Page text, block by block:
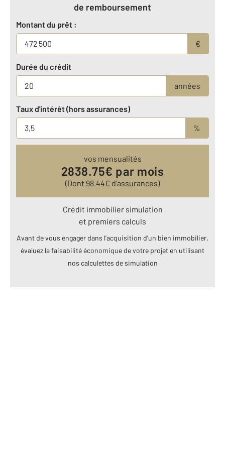
de remboursement
Montant du prêt :
€
Durée du crédit
années
Taux d'intérêt (hors assurances)
%
vos mensualités
2838.75€ par mois
(Dont 98.44€ d’assurances)
Crédit immobilier simulation
et premiers calculs
Avant de vous engager dans l’acquisition d’un bien immobilier,
évaluez la faisabilité économique de votre projet en utilisant
nos calculettes de simulation